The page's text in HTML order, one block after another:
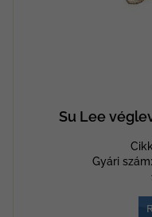
Su Lee
Gyári